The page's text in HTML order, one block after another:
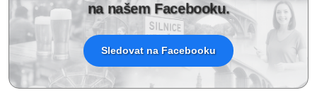
na našem Facebooku.
Sledovat na Facebooku